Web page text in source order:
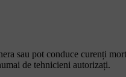
sau pot conduce curenți
de tehnicieni autorizați.